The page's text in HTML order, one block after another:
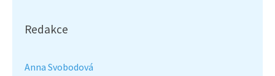
Redakce
Anna Svobodová